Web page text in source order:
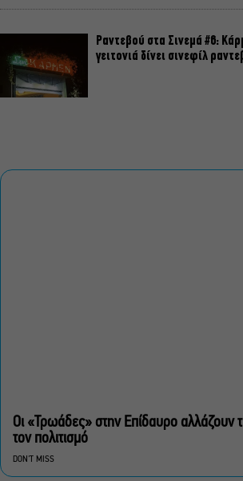
Ραντεβού στα Σινεμά #6:
γειτονιά δίνει σινεφίλ
Οι «Τρωάδες» στην Επίδαυρο αλλάζουν
τον πολιτισμό
DON'T MISS